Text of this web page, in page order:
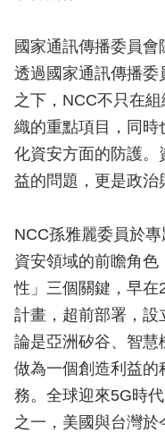
國家通訊傳播委員會
透過國家通訊傳播委
之下，NCC不只在
織的重點項目，同時
化資安方面的防護。
益的問題，更是政治
NCC孫雅麗委員於
資安領域的前瞻角色
性」三個關鍵，早在
計畫，超前部署，設
論是亞洲矽谷、智慧
做為一個創造利益的
務。全球迎來5G時
之一，美國與台灣於